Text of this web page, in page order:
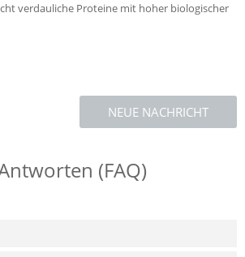
verdauliche Proteine mit hoher biologischer
NEUE NACHRICHT
(FAQ)